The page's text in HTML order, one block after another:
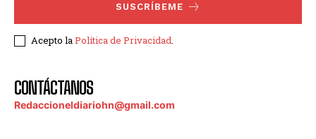
SUSCRÍBEME
Acepto laPolítica de Privacidad.
CONTÁCTANOS
Redaccioneldiariohn@gmail.com